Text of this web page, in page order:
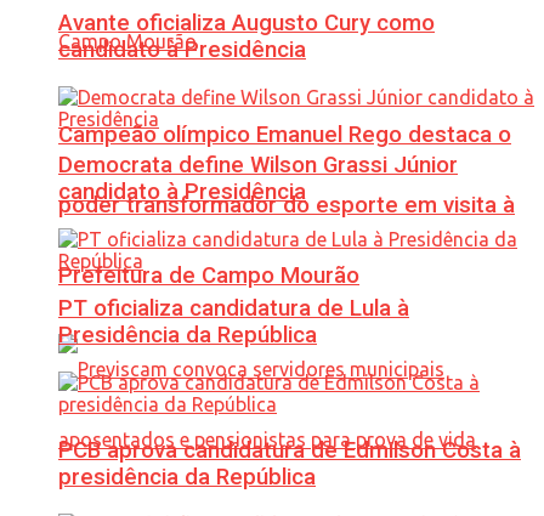
Campeão olímpico Emanuel Rego destaca o
poder transformador do esporte em visita à
Prefeitura de Campo Mourão
Avante oficializa Augusto Cury como
candidato à Presidência
Democrata define Wilson Grassi Júnior
candidato à Presidência
PT oficializa candidatura de Lula à
Presidência da República
PCB aprova candidatura de Edmilson Costa à
presidência da República